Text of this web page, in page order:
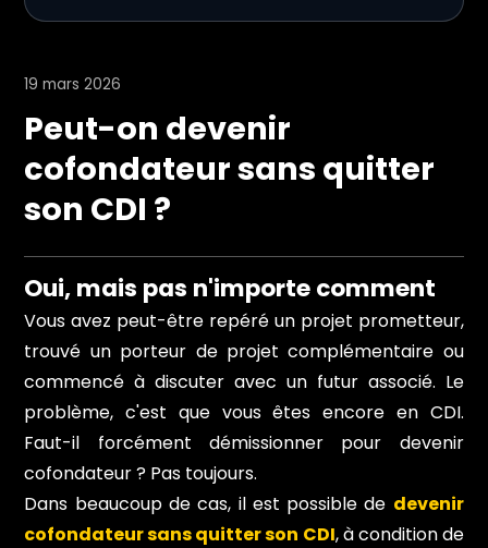
19 mars 2026
Peut-on devenir
cofondateur sans quitter
son CDI ?
Oui, mais pas n'importe comment
Vous avez peut-être repéré un projet prometteur,
trouvé un porteur de projet complémentaire ou
commencé à discuter avec un futur associé. Le
problème, c'est que vous êtes encore en CDI.
Faut-il forcément démissionner pour devenir
cofondateur ? Pas toujours.
Dans beaucoup de cas, il est possible de devenir
cofondateur sans quitter son CDI, à condition de